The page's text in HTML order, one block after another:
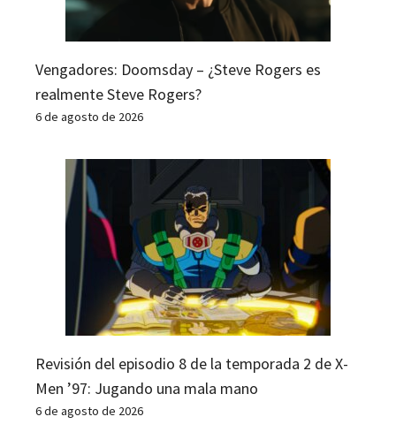
Vengadores: Doomsday – ¿Steve Rogers es
realmente Steve Rogers?
6 de agosto de 2026
Revisión del episodio 8 de la temporada 2 de X-
Men ’97: Jugando una mala mano
6 de agosto de 2026